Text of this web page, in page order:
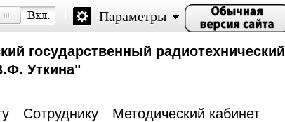
Параметры
государственный радиотехнический
Уткина"
Сотруднику
Методический кабинет